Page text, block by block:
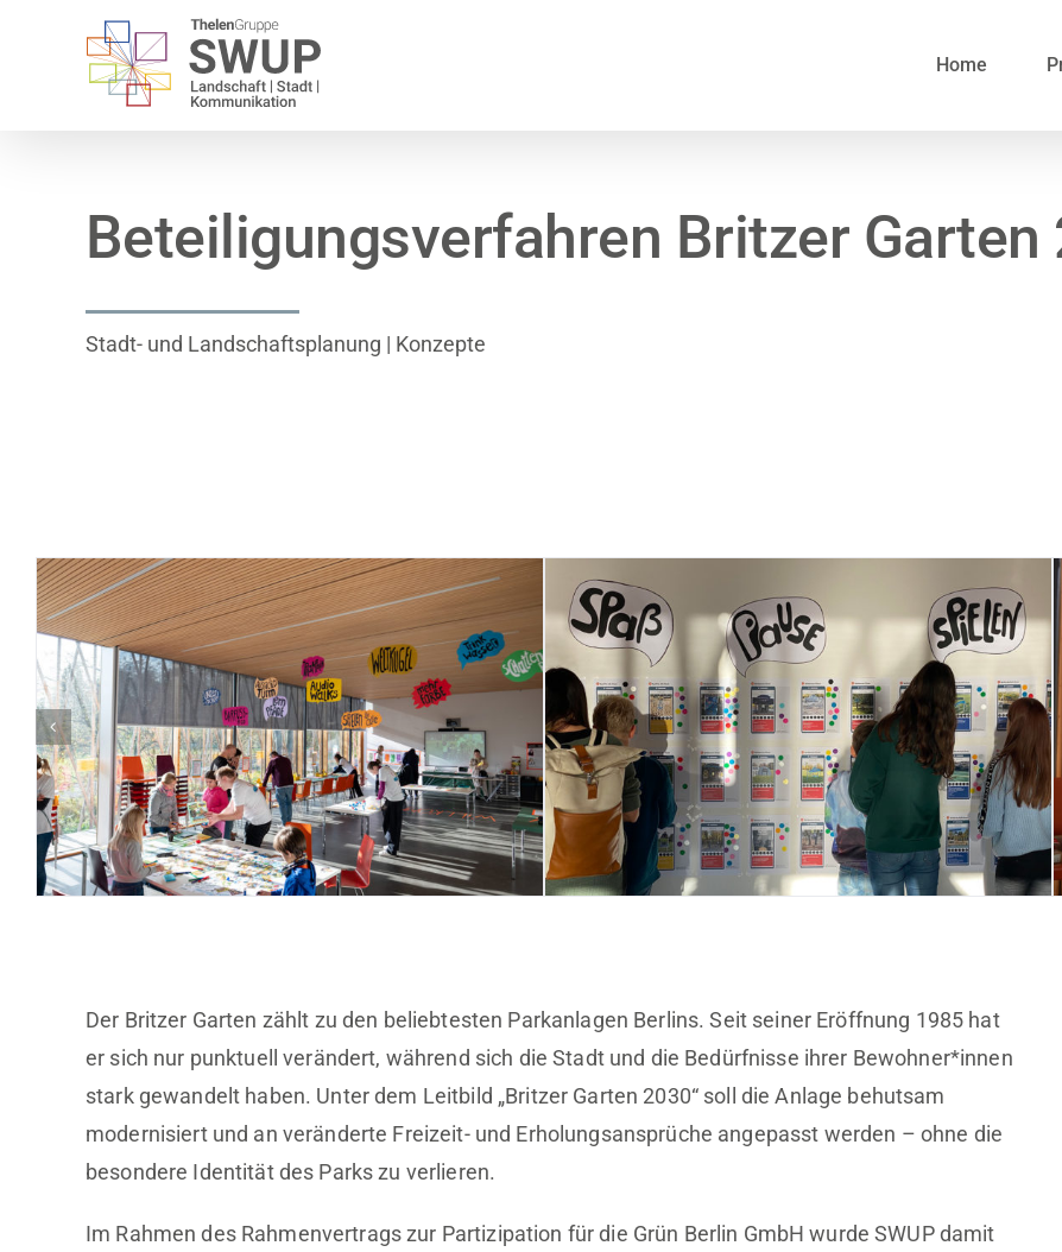
Home
Beteiligungsverfahren Britzer Garten
Stadt- und Landschaftsplanung | Konzepte
Der Britzer Garten zählt zu den beliebtesten Parkanlagen Berlins. Seit seiner Eröffnung 1985 hat
er sich nur punktuell verändert, während sich die Stadt und die Bedürfnisse ihrer Bewohner*innen
stark gewandelt haben. Unter dem Leitbild „Britzer Garten 2030“ soll die Anlage behutsam
modernisiert und an veränderte Freizeit- und Erholungsansprüche angepasst werden – ohne die
besondere Identität des Parks zu verlieren.
Im Rahmen des Rahmenvertrags zur Partizipation für die Grün Berlin GmbH wurde SWUP damit